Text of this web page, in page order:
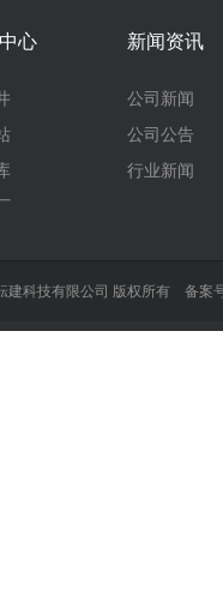
心 新闻资讯
公司新闻
公司公告
行业新闻
建科技有限公司 版权所有 备案